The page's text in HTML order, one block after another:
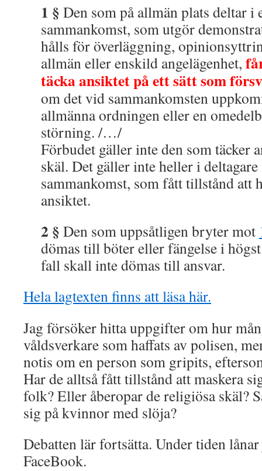
1 § Den som på allmän plats deltar i
sammankomst, som utgör
hålls för överläggning,
allmän eller enskild angelägenhet,
täcka ansiktet på ett sätt som
om det vid sammankomsten
allmänna ordningen eller en
störning. /…/
Förbudet gäller inte den som täcker
skäl. Det gäller inte heller i
sammankomst, som fått tillstånd att
ansiktet.
2 § Den som uppsåtligen bryter mot
dömas till böter eller fängelse i
fall skall inte dömas till ansvar.
Hela lagtexten finns att läsa här.
Jag försöker hitta uppgifter om hur
våldsverkare som haffats av polisen,
notis om en person som gripits,
Har de alltså fått tillstånd att maskera
folk? Eller åberopar de religiösa skäl?
sig på kvinnor med slöja?
Debatten lär fortsätta. Under tiden
FaceBook.